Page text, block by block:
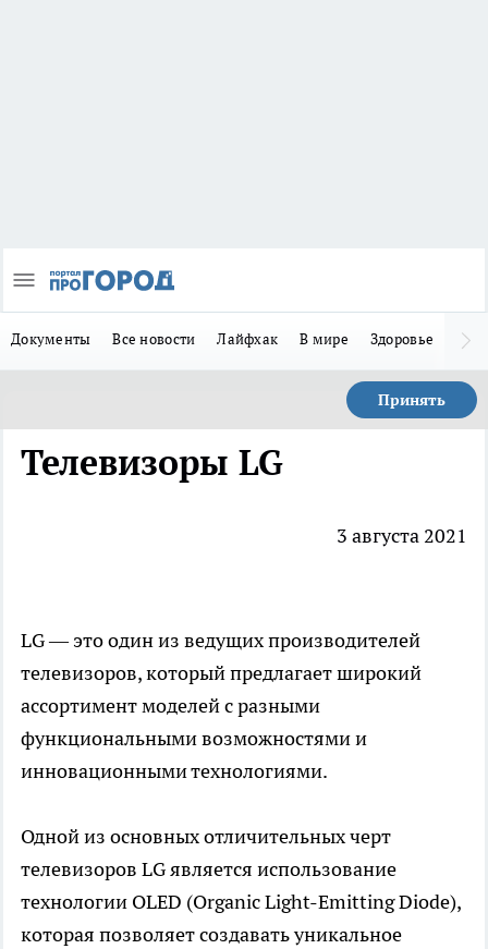
Документы Все новости Лайфхак В мире Здоровье
Принять
Телевизоры LG
3 августа 2021
LG — это один из ведущих производителей
телевизоров, который предлагает широкий
ассортимент моделей с разными
функциональными возможностями и
инновационными технологиями.
Одной из основных отличительных черт
телевизоров LG является использование
технологии OLED (Organic Light-Emitting Diode),
которая позволяет создавать уникальное